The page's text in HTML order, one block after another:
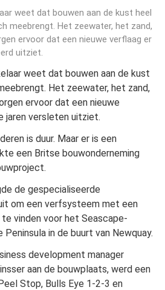
weet dat bouwen aan de kust heel
meebrengt. Het zeewater, het zand,
ervoor dat een nieuwe verflaag er
uitziet.
weet dat bouwen aan de kust
Het zeewater, het zand,
ervoor dat een nieuwe
jaren versleten uitziet.
is duur. Maar er is een
een Britse bouwonderneming
de gespecialiseerde
om een verfsysteem met een
te vinden voor het Seascape-
in de buurt van Newquay.
development manager
aan de bouwplaats, werd een
Stop, Bulls Eye 1-2-3 en